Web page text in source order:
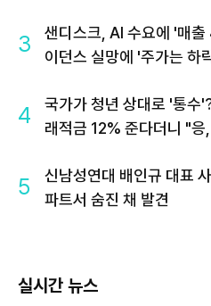
3
샌디스크, AI 수요에 '매
이던스 실망에 '주가는 하
4
국가가 청년 상대로 '통수
래적금 12% 준다더니 "응
5
신남성연대 배인규 대표
파트서 숨진 채 발견
실시간 뉴스